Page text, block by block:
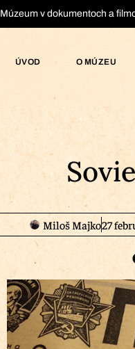
Múzeum v dokumentoch a
ÚVOD O MÚZEU
Miloš Majko27